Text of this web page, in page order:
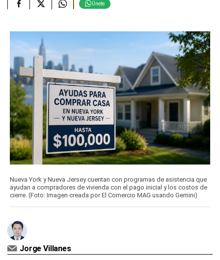
Únete
Nueva York y Nueva Jersey cuentan con programas de asistencia que
ayudan a compradores de vivienda con el pago inicial y los costos de
cierre. (Foto: Imagen creada por El Comercio MAG usando Gemini)
Jorge Villanes